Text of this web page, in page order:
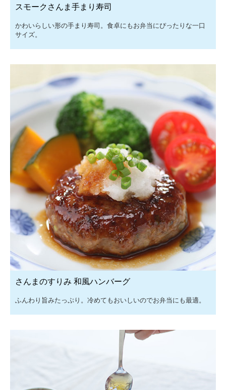
スモークさんま手まり寿司
かわいらしい形の手まり寿司。食卓にもお弁当にぴったりな一口
サイズ。
さんまのすりみ 和風ハンバーグ
ふんわり旨みたっぷり。冷めてもおいしいのでお弁当にも最適。